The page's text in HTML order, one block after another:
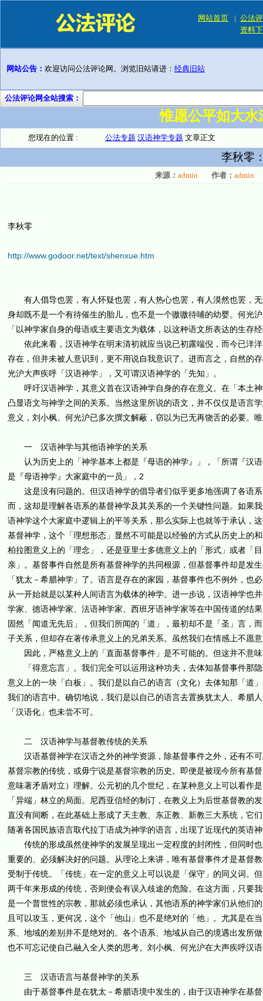
网站首页 | 公法
资料
网站公告： 欢迎访问公法评论网。浏览旧站请进： 经典旧站
公法评论网全站搜索：
惟愿公平如大
您现在的位置 : 公法专题 汉语神学专题 文章正文
李秋零
来源： admin 作者： admin
李秋零
http://www.godoor.net/text/shenxue.htm
有人倡导也罢，有人怀疑也罢，有人热心也罢，有人漠然也罢，
身却既不是一个有待催生的胎儿，也不是一个嗷嗷待哺的幼婴。何光
「以神学家自身的母语或主要语文为载体，以这种语文所表达的生
依此来看，汉语神学在明末清初就应当说已初露端倪，而今已洋
存在，但并未被人意识到，更不用说自我意识了。进而言之，自然的
光沪大声疾呼「汉语神学」，又可谓汉语神学的「先知」。
呼吁汉语神学，其意义首在汉语神学自身的存在意义。在「本土
凸显语文与神学之间的关系。当然这里所说的语文，并不仅仅是语言
意义，刘小枫、何光沪已多次撰文解蔽，窃以为已无再饶舌的必要。
一 汉语神学与其他语神学的关系
认为历史上的「神学基本上都是『母语的神学』」，「所谓『汉
是『母语神学』大家庭中的一员」，2
这是没有问题的。但汉语神学的倡导者们似乎更多地强调了各语
而，这却是理解各语系的基督神学及其关系的一个关键性问题。如果
语神学这个大家庭中逻辑上的平等关系，那么实际上也就等于承认，
基督神学，这个「理想形态」显然不可能是以经验的方式从历史上的
柏拉图意义上的「理念」，还是亚里士多德意义上的「形式」或者「
亲」。基督事件自然是所有基督神学的共同根源，但基督事件却是发
「犹太－希腊神学」了。语言是存在的家园，基督事件也不例外，
从一开始就是以某种人间语言为载体的神学。进一步说，汉语神学也
学家、德语神学家、法语神学家、西班牙语神学家等在中国传道的结
固然「闻道无先后」，但我们所闻的「道」，最初却不是「圣」言，
子关系，但却存在著传承意义上的兄弟关系。虽然我们在情感上不愿
因此，严格意义上的「直面基督事件」是不可能的。但这并不意
「得意忘言」。我们完全可以运用这种功夫，去体知基督事件那
意义上的一块「白板」。我们是以自己的语言（文化）去体知那「道
我们的语言中。确切地说，我们是以自己的语言去置换犹太人、希腊
「汉语化」也未尝不可。
二 汉语神学与基督教传统的关系
汉语基督神学在汉语之外的神学资源，除基督事件之外，还有不
基督宗教的传统，或毋宁说是基督宗教的历史。即便是被现今所有基
意味著矛盾对立）理解。公元初的几个世纪，在某种意义上可以看作
「异端」林立的局面。尼西亚信经的制订，在教义上为后世基督教
直没有间断，在此基础上形成了天主教、东正教、新教三大系统，它
随著各国民族语言取代拉丁语成为神学的语言，出现了近现代的英语
传统的形成虽然使神学的发展呈现出一定程度的封闭性，但同时
重要的、必须解决好的问题。从理论上来讲，唯有基督事件才是基督
受制于传统。「传统」在一定的意义上可以说是「保守」的同义词。
两千年来形成的传统，否则便会有误入歧途的危险。在这方面，只要
是一个普世性的宗教，那就必须也承认，其他语系的神学家们从他们
且可以攻玉，更何况，这个「他山」也不是绝对的「他」。尤其是在
系、地域的差别并不是绝对的。各个语系、地域从自己的境遇出发所
也不可忘记使自己融入全人类的思考。刘小枫、何光沪在大声疾呼汉
三 汉语语言与基督神学的关系
由于基督事件是在犹太－希腊语境中发生的，由于汉语神学在基